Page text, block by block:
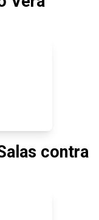
contra